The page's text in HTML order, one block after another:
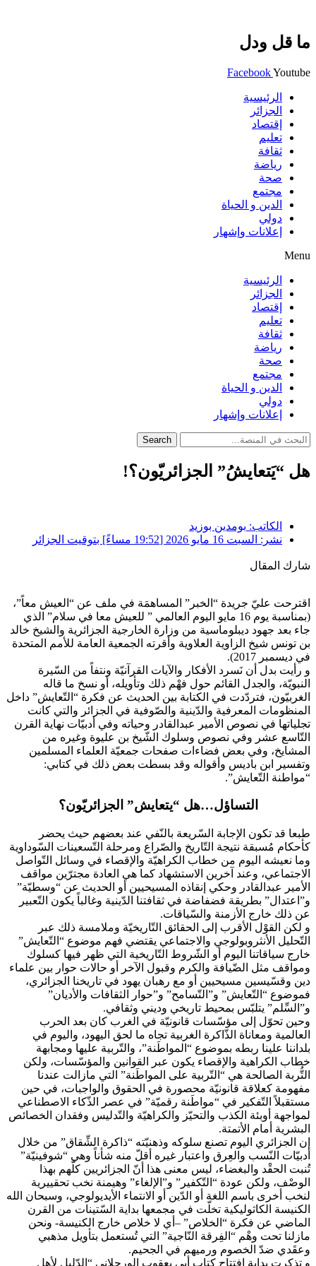
ما قل ودل
FacebookYoutube
الرئيسية
الجزائر
إقتصاد
تعليم
ثقافة
رياضة
صحة
مجتمع
الدين و الحياة
دولي
إعلانات وإشهار
Menu
الرئيسية
الجزائر
إقتصاد
تعليم
ثقافة
رياضة
صحة
مجتمع
الدين و الحياة
دولي
إعلانات وإشهار
Search
هل “يَتعايشُ” الجزائريّون؟!
الكاتب: بومدين بوزيد
نشر: السبت 16 مايو 2026 [19:52 مساءً] بتوقيت الجزائر
شارك المقال
اقترحت عليّ جريدة “الخبر” المساهمَة في ملف عن “العيش معاً”،
(بمناسبة يوم 16 مايو اليوم العالمي ” للعيش معا في سلام” الذي
جاء بعد جهود ديبلوماسية من وزارة الخارجية الجزائرية والشيخ خالد
بن تونس شيخ الزاوية العلاوية وأقرته الجمعية العامة للأمم المتحدة
في ديسمبر 2017).
و رأيت بدل أن نَسرد الأفكار والآيات القرآنيّة ونتفاً من السّيرة
النبويّة، والجدل القائم حول فهْم ذلك وتأويله، أو نسخ ما قاله
الغربيّون، فتردّدت في الكتابة بين الحديث عن فكرة “التّعايش” داخل
المنظومات المعرفية والدّينية والصّوفية في الجزائر والتي كانت
تجلياتها في نصوص الأمير عبدالقادر وحياته وفي أدبيّات نهاية القرن
التّاسع عشر وفي نصوص وسلوك الشّيخ بن عليوة وغيره من
المشايخ، وفي بعض فضاءات صفحات جمعيّة العلماء المسلمين
وتفسير ابن باديس وأقواله وقد بسطت بعض ذلك في كتابي:
“مواطنة التّعايش”.
التساؤل…هل “يتعايش” الجزائريّون؟
طبعا قد تكون الإجابة السّريعة بالنّفي عند بعضهم حيث يحضر
كأحكام مُسبقة نتيجة التّاريخ والصّراع ومرحلة التّسعينات السّوداوية
وما نعيشه اليوم من خطاب الكراهيّة والإقصاء في وسائل التّواصل
الاجتماعي، وعند آخرين الاستشهاد كما هي العادة مجترّين مواقف
الأمير عبدالقادر وحكي إنقاذه المسيحيين أو الحديث عن “وسطيّة”
و”اعتدال” بطريقة فضفاضة في ثقافتنا الدّينية وغالباً يكون التّعبير
عن ذلك خارج الأزمنة والسّياقات.
و لكن القوْل الأقرب إلى الحقائق التّاريخيّة وملامسة ذلك عبر
التّحليل الأنثروبولوجي والاجتماعي يقتضي فهم موضوع “التّعايش”
خارج سياقاتنا اليوم أو الشّروط التّاريخية التي ظهر فيها كسلوك
ومواقف مثل الضّيافة والكرم وقبول الآخر أو حالات حوار بين علماء
دين وقسّيسين مسيحيين أو مع رهبان يهود في تاريخنا الجزائري،
فموضوع “التّعايش” و”التّسامح” و”حوار الثقافات والأديان”
و”السِّلم” يتلبّس بمحيط تاريخي وديني وثقافي.
وحين تحوّل إلى مؤسّسات قانونيّة في الغرب كان بعد الحرب
العالمية ومعاناة الذّاكرة الغربية تجاه ما لحق اليهود، واليوم في
بلداننا علينا ربطه بموضوع “المواطَنة”، والتّربية عليها ومجابهة
خطاب الكراهية والإقصاء يكون عبر القوانين والمؤسّسات، ولكن
التُّربة الصالحة هي “التّربية على المواطَنة” التي مازالت عندنا
مفهومة كعلاقة قانونيّة محصورة في الحقوق والواجبات، في حين
مستقبلاً التّفكير في “مواطَنة رقميّة” في عصر الذّكاء الاصطناعي
لمواجهة أوبئة الكذب والتحيّز والكراهيّة والتّدليس وفقدان الخصائص
البشرية أمام الأتمتة.
إن الجزائري اليوم تصنع سلوكه وذهنيّته “ذاكرة الشِّقاق” من خلال
أدبيّات النّسب والعِرق واعتبار غيره أقلّ منه شأناً وهي “شوفينيّة”
تُنبت الحقْد والبغضاء، ليس معنى هذا أنّ الجزائريين كلّهم بهذا
الوصْف، ولكن عودة “التّكفير” و”الإلغاء” وهيمنة نخب تحقييرية
لنخب أخرى باسم اللغة أو الدّين أو الانتماء الأيديولوجي، وسبحان الله
الكنيسة الكاثوليكية تخلّت في مجمعها بداية السّتينات من القرن
الماضي عن فكرة “الخلاص” –أي لا خلاص خارج الكنيسة- ونحن
مازلنا تحت وهْم “الفِرقة النّاجية” التي تُستعمل بتأويل مذهبي
وعقَدي ضدّ الخصوم ورميهم في الجحيم.
و تذكرت بداية افتتاح كتاب أبي يعقوب الورجلاني “الدّليل لأهل